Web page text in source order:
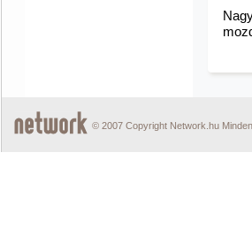
© 2007 Copyright Network.hu